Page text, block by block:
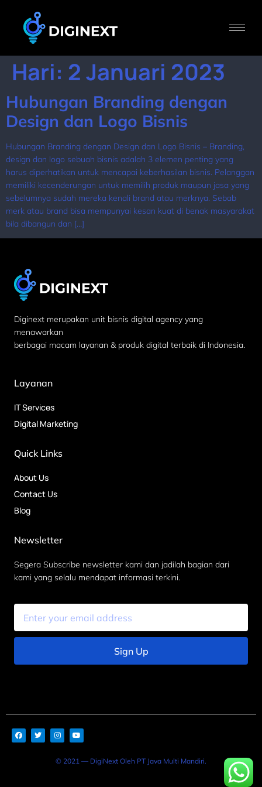
Hari: 2 Januari 2023
Hubungan Branding dengan
Design dan Logo Bisnis
Hubungan Branding dengan Design dan Logo Bisnis – Branding,
design dan logo sebuah bisnis adalah 3 elemen penting yang
harus diperhatikan untuk mencapai keberhasilan bisnis. Pelanggan
memiliki kecenderungan untuk memilih produk maupun jasa yang
sebelumnya sudah mereka kenali brand atau merknya. Sebab
merk atau brand bisa mempunyai kesan kuat di benak masyarakat
bila dibangun dan […]
Diginext merupakan unit bisnis digital agency yang
menawarkan
berbagai macam layanan & produk digital terbaik di Indonesia.
Layanan
IT Services
Digital Marketing
Quick Links
About Us
Contact Us
Blog
Newsletter
Segera Subscribe newsletter kami dan jadilah bagian dari
kami yang selalu mendapat informasi terkini.
Sign Up
© 2021 — DigiNext Oleh PT Java Multi Mandiri.